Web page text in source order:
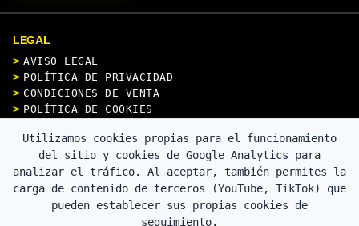
LEGAL
AVISO LEGAL
POLÍTICA DE PRIVACIDAD
CONDICIONES DE VENTA
POLÍTICA DE COOKIES
CONTACTO
Utilizamos cookies propias para el funcionamiento
del sitio y cookies de Google Analytics para
analizar el tráfico. Al aceptar, también permites la
carga de contenido de terceros (YouTube, TikTok) que
pueden establecer sus propias cookies de
seguimiento.